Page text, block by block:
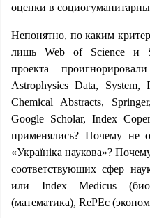
оценки в
Непонятно, по каким
лишь Web of Science и
проекта
Astrophysics Data, System,
Chemical Abstracts,
Google Scholar, Index
применялись? Почему не
«Україніка наукова»?
соответствующих сфер
или Index Medicus
(математика), RePEc